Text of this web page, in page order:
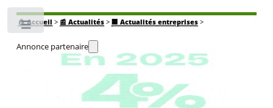
🏠Accueil > 📰 Actualités> 🏢 Actualités entreprises>
Annonce partenaire
Toggle